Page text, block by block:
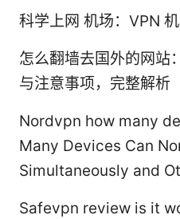
科学上网 机场：VPN
怎么翻墙去国外的网站
与注意事项，完整解析
Nordvpn how many
Many Devices Can
Simultaneously and
Safevpn review is it